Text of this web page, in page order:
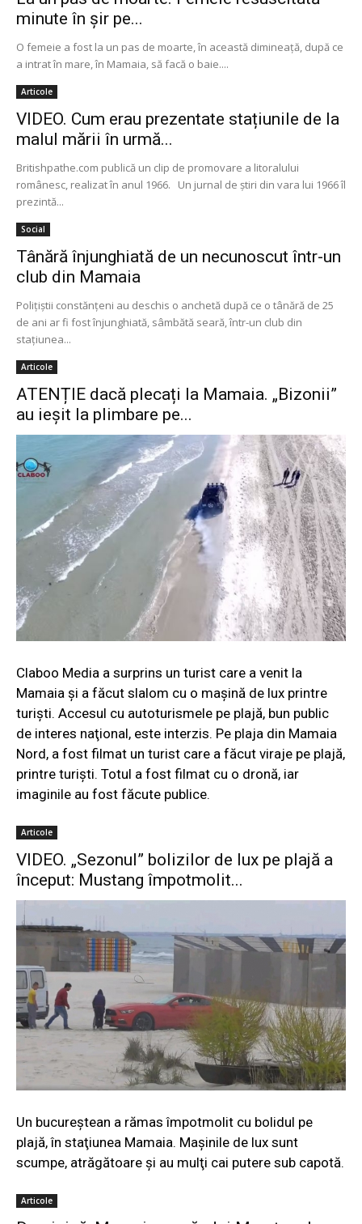
minute în șir pe...
O femeie a fost la un pas de moarte, în această dimineață, după ce
a intrat în mare, în Mamaia, să facă o baie....
Articole
VIDEO. Cum erau prezentate stațiunile de la
malul mării în urmă...
Britishpathe.com publică un clip de promovare a litoralului
românesc, realizat în anul 1966. Un jurnal de ştiri din vara lui 1966 îl
prezintă...
Social
Tânără înjunghiată de un necunoscut într-un
club din Mamaia
Poliţiştii constănţeni au deschis o anchetă după ce o tânără de 25
de ani ar fi fost înjunghiată, sâmbătă seară, într-un club din
staţiunea...
Articole
ATENȚIE dacă plecați la Mamaia. „Bizonii”
au ieșit la plimbare pe...
Claboo Media a surprins un turist care a venit la
Mamaia şi a făcut slalom cu o maşină de lux printre
turişti. Accesul cu autoturismele pe plajă, bun public
de interes naţional, este interzis. Pe plaja din Mamaia
Nord, a fost filmat un turist care a făcut viraje pe plajă,
printre turişti. Totul a fost filmat cu o dronă, iar
imaginile au fost făcute publice.
Articole
VIDEO. „Sezonul” bolizilor de lux pe plajă a
început: Mustang împotmolit...
Un bucureştean a rămas împotmolit cu bolidul pe
plajă, în staţiunea Mamaia. Maşinile de lux sunt
scumpe, atrăgătoare şi au mulţi cai putere sub capotă.
Articole